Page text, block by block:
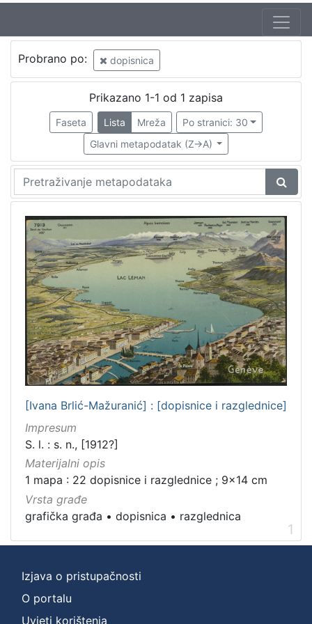
Probrano po: dopisnica
Prikazano 1-1 od 1 zapisa
Faseta Lista Mreža
Po stranici: 30
Glavni metapodatak (Z->A)
[Ivana Brlić-Mažuranić] : [dopisnice i razglednice]
Impresum
S. l. : s. n., [1912?]
Materijalni opis
1 mapa : 22 dopisnice i razglednice ; 9x14 cm
Vrsta građe
grafička građa • dopisnica • razglednica
1
Izjava o pristupačnosti
O portalu
Uvjeti korištenja